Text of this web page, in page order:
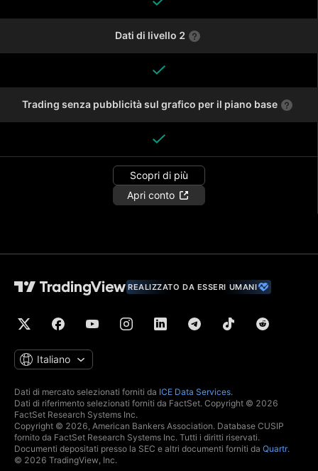
Dati di livello 2
Trading senza pubblicità sul grafico per il piano base
Scopri di più
Apri conto
REALIZZATO DA ESSERI UMANI
Italiano
Dati di mercato selezionati forniti da ICE Data Services.
Dati di riferimento selezionati forniti da FactSet. Copyright © 2026
FactSet Research Systems Inc.
Copyright © 2026, American Bankers Association. Database CUSIP
fornito da FactSet Research Systems Inc. Tutti i diritti riservati.
Documenti depositati presso la SEC e altri documenti forniti da Quartr.
© 2026 TradingView, Inc.